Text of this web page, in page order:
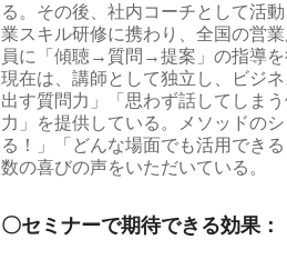
る。その後、社内コーチとして活
業スキル研修に携わり、全国の営
員に「傾聴→質問→提案」の指導を
現在は、講師として独立し、ビジ
出す質問力」「思わず話してしま
力」を提供している。メソッドの
る！」「どんな場面でも活用でき
数の喜びの声をいただいている。
〇セミナーで期待できる効果：